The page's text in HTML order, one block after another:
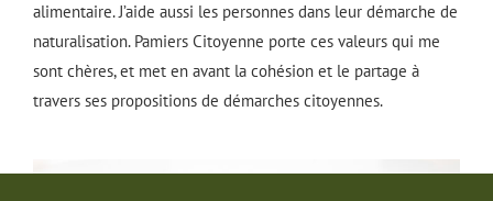
alimentaire. J’aide aussi les personnes dans leur démarche de
naturalisation. Pamiers Citoyenne porte ces valeurs qui me
sont chères, et met en avant la cohésion et le partage à
travers ses propositions de démarches citoyennes.